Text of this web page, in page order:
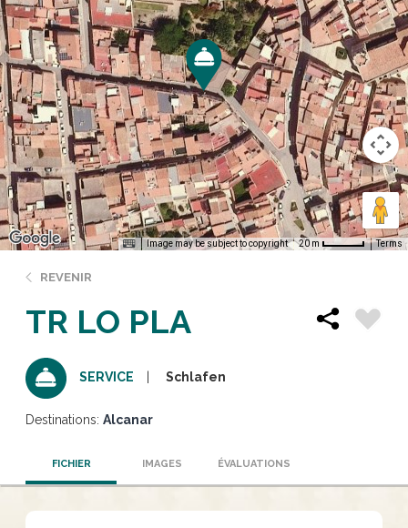
Image may be subject to copyright 20 m Terms
REVENIR
TR LO PLA
SERVICE Schlafen
Destinations: Alcanar
FICHIER IMAGES ÉVALUATIONS